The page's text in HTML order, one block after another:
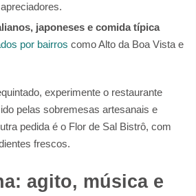
japoneses e comida típica
por bairros como Alto da Boa Vista e
experimente o restaurante
pelas sobremesas artesanais e
pedida é o Flor de Sal Bistrô, com
frescos.
agito, música e